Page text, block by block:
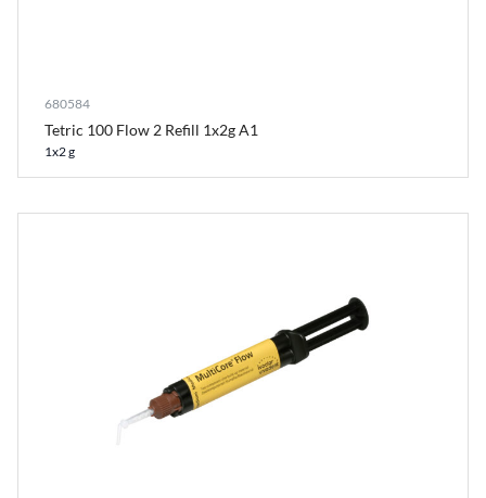
680584
Tetric 100 Flow 2 Refill 1x2g A1
1x2 g